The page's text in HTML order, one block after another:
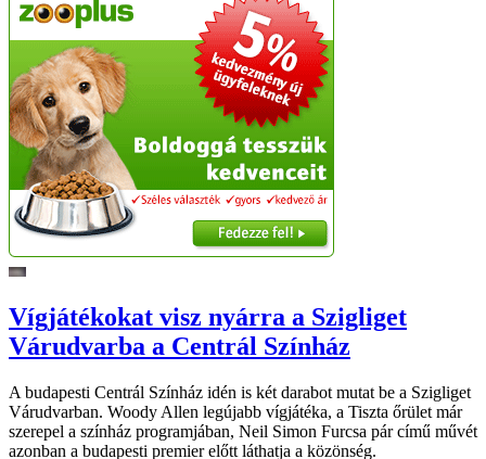
Vígjátékokat visz nyárra a Szigliget
Várudvarba a Centrál Színház
A budapesti Centrál Színház idén is két darabot mutat be a Szigliget
Várudvarban. Woody Allen legújabb vígjátéka, a Tiszta őrület már
szerepel a színház programjában, Neil Simon Furcsa pár című művét
azonban a budapesti premier előtt láthatja a közönség.